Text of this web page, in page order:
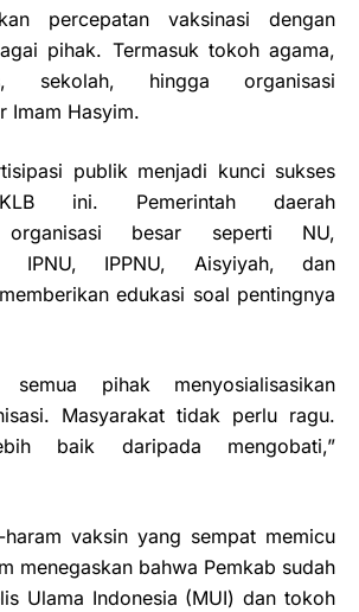
percepatan vaksinasi dengan
pihak. Termasuk tokoh agama,
sekolah, hingga organisasi
Imam Hasyim.
publik menjadi kunci sukses
KLB ini. Pemerintah daerah
organisasi besar seperti NU,
IPNU, IPPNU, Aisyiyah, dan
edukasi soal pentingnya
pihak menyosialisasikan
Masyarakat tidak perlu ragu.
baik daripada mengobati,”
vaksin yang sempat memicu
menegaskan bahwa Pemkab sudah
Ulama Indonesia (MUI) dan tokoh